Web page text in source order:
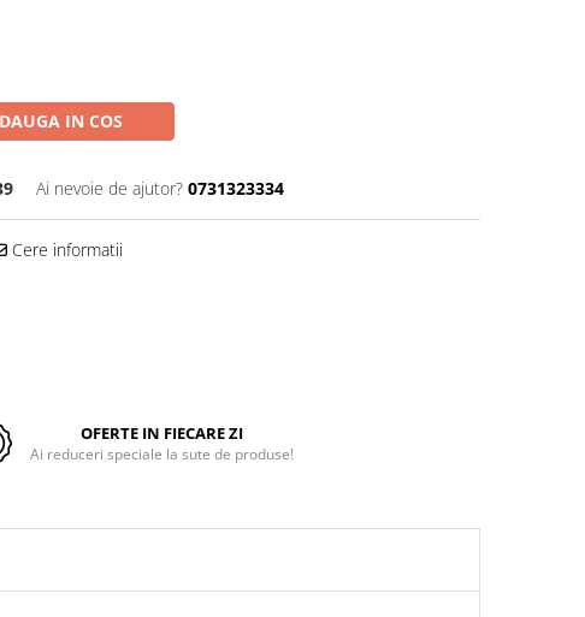
IN COS
Ai nevoie de ajutor? 0731323334
Cere informatii
OFERTE IN FIECARE ZI
Ai reduceri speciale la sute de produse!